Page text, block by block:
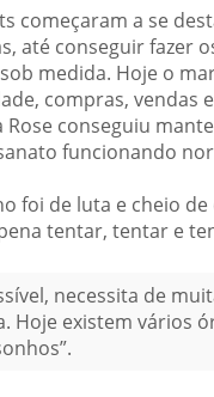
começaram a se
até conseguir fazer
medida. Hoje o
compras, vendas
conseguiu
funcionando
foi de luta e cheio
tentar, tentar e
necessita de
Hoje existem vários